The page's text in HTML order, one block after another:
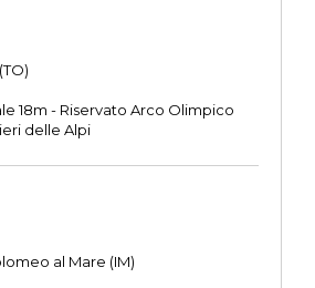
18m - Riservato Arco Olimpico
delle Alpi
al Mare (IM)